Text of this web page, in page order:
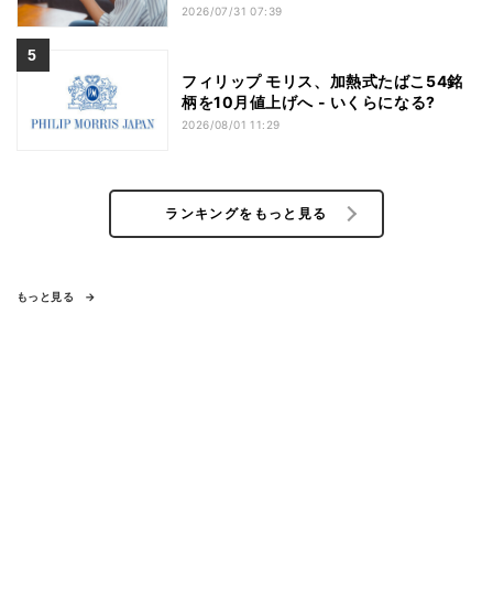
2026/07/31 07:39
フィリップ モリス、加熱式たばこ54銘
柄を10月値上げへ - いくらになる?
2026/08/01 11:29
ランキングをもっと見る
もっと見る